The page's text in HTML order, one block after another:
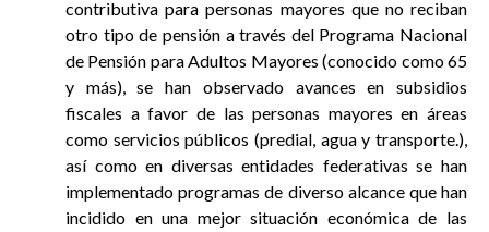
contributiva para personas mayores que no reciban
otro tipo de pensión a través del Programa Nacional
de Pensión para Adultos Mayores (conocido como 65
y más), se han observado avances en subsidios
fiscales a favor de las personas mayores en áreas
como servicios públicos (predial, agua y transporte.),
así como en diversas entidades federativas se han
implementado programas de diverso alcance que han
incidido en una mejor situación económica de las